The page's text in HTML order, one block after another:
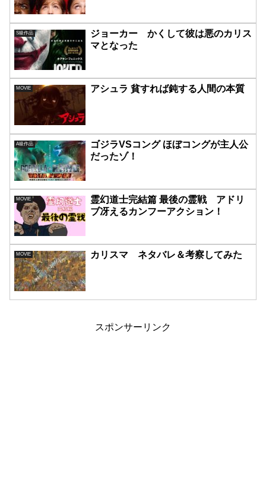
S級作品
ジョーカー かくして彼は悪のカリス
マとなった
MOVIE アシュラ 貧すれば鈍する人間の本質
A級作品
ゴジラVSコング ほぼコングが主人公
だったゾ！
MOVIE
霊幻道士完結篇 最後の霊戦 アドリ
ブ冴えるカンフーアクション！
MOVIE カリスマ ネタバレ＆考察してみた
スポンサーリンク